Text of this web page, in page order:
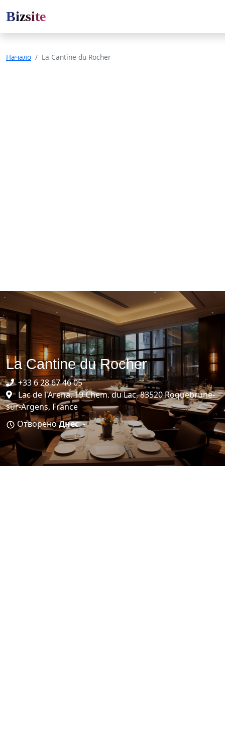
Bizsite
Начало La Cantine du Rocher
La Cantine du Rocher
+33 6 28 67 46 05
Lac de l'Arena, 19 Chem. du Lac, 83520 Roquebrune-
sur-Argens, France
ОтвореноДнес: -